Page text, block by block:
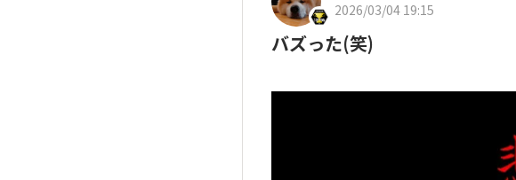
2026/03/04 19:15
バズった(笑)